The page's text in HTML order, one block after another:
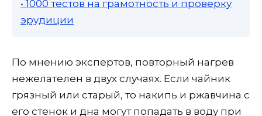
• 1000 тестов на грамотность и проверку
эрудиции
По мнению экспертов, повторный нагрев
нежелателен в двух случаях. Если чайник
грязный или старый, то накипь и ржавчина с
его стенок и дна могут попадать в воду при